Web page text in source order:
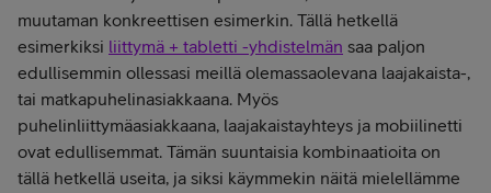
muutaman konkreettisen esimerkin. Tällä hetkellä
esimerkiksi liittymä + tabletti -yhdistelmän saa paljon
edullisemmin ollessasi meillä olemassaolevana laajakaista-,
tai matkapuhelinasiakkaana. Myös
puhelinliittymäasiakkaana, laajakaistayhteys ja mobiilinetti
ovat edullisemmat. Tämän suuntaisia kombinaatioita on
tällä hetkellä useita, ja siksi käymmekin näitä mielellämme